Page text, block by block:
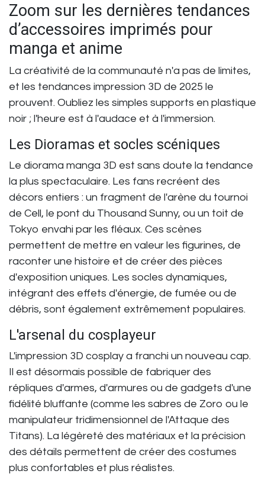
Zoom sur les dernières tendances
d’accessoires imprimés pour
manga et anime
La créativité de la communauté n'a pas de limites,
et les tendances impression 3D de 2025 le
prouvent. Oubliez les simples supports en plastique
noir ; l'heure est à l'audace et à l'immersion.
Les Dioramas et socles scéniques
Le diorama manga 3D est sans doute la tendance
la plus spectaculaire. Les fans recréent des
décors entiers : un fragment de l'arène du tournoi
de Cell, le pont du Thousand Sunny, ou un toit de
Tokyo envahi par les fléaux. Ces scènes
permettent de mettre en valeur les figurines, de
raconter une histoire et de créer des pièces
d'exposition uniques. Les socles dynamiques,
intégrant des effets d'énergie, de fumée ou de
débris, sont également extrêmement populaires.
L'arsenal du cosplayeur
L'impression 3D cosplay a franchi un nouveau cap.
Il est désormais possible de fabriquer des
répliques d'armes, d'armures ou de gadgets d'une
fidélité bluffante (comme les sabres de Zoro ou le
manipulateur tridimensionnel de l'Attaque des
Titans). La légèreté des matériaux et la précision
des détails permettent de créer des costumes
plus confortables et plus réalistes.